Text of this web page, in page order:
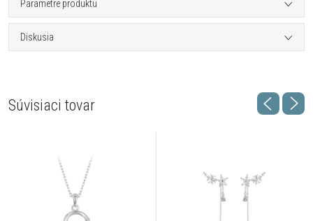
Parametre produktu
Diskusia
Súvisiaci tovar